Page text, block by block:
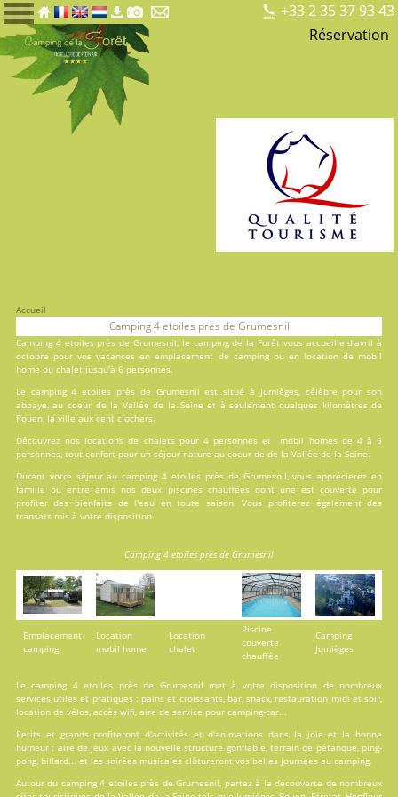
+33 2 35 37 93 43
Réservation
Accueil
Camping 4 etoiles près de Grumesnil
Camping 4 etoiles près de Grumesnil, le camping de la Forêtvous accueille d'avril à
octobre pour vos vacances enemplacement de campingou en locationde mobil
home ou chalet jusqu'à 6 personnes.
Le camping 4 etoiles près de Grumesnil est situé à Jumièges, célèbre pour son
abbaye, au coeur de la Vallée de la Seine et à seulement quelques kilomètres de
Rouen, la ville aux cent clochers.
Découvrez nos locations de chaletspour 4 personnes et mobil homesde 4 à 6
personnes, tout confort pour un séjour nature au coeur de de la Vallée de la Seine.
Durant votre séjour au camping 4 etoiles près de Grumesnil, vous apprécierez en
famille ou entre amis nos deux piscineschauffées dont une est couverte pour
profiter des bienfaits de l'eau en toute saison. Vous profiterez également des
transats mis à votre disposition.
Camping 4 etoiles près de Grumesnil
Emplacement
camping
Location
mobil home
Location
chalet
Piscine
couverte
chauffée
Camping
Jumièges
Le camping 4 etoiles près de Grumesnil met à votre disposition de nombreux
servicesutiles et pratiques : pains et croissants, bar, snack, restauration midi et soir,
location de vélos, accès wifi, aire de service pour camping-car...
Petits et grands profiteront d'activités et d'animations dans la joie et la bonne
humeur : aire de jeux avec la nouvelle structure gonflable, terrain de pétanque, ping-
pong, billard... et les soirées musicales clôtureront vos belles journées au camping.
Autour du camping 4 etoiles près de Grumesnil, partez à la découverte de nombreux